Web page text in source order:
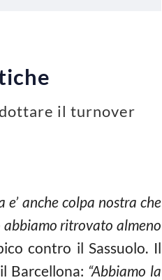
il turnover
e’ anche colpa nostra che
abbiamo ritrovato almeno
contro il Sassuolo. Il
Barcellona: “Abbiamo la